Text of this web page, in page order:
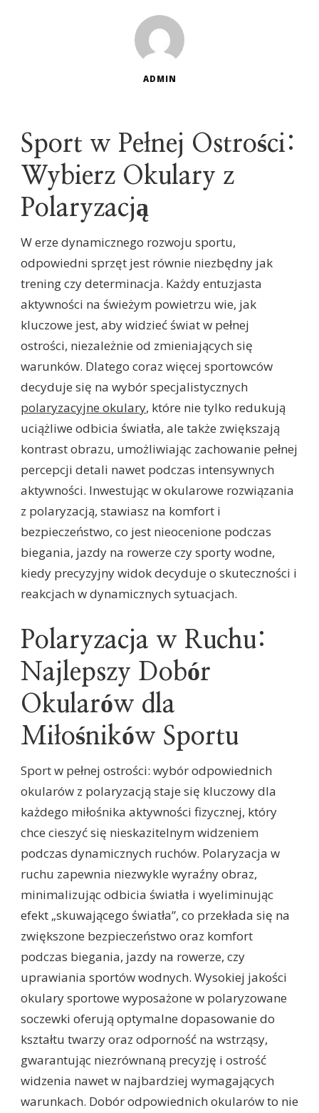
ADMIN
Sport w Pełnej Ostrości:
Wybierz Okulary z
Polaryzacją
W erze dynamicznego rozwoju sportu,
odpowiedni sprzęt jest równie niezbędny jak
trening czy determinacja. Każdy entuzjasta
aktywności na świeżym powietrzu wie, jak
kluczowe jest, aby widzieć świat w pełnej
ostrości, niezależnie od zmieniających się
warunków. Dlatego coraz więcej sportowców
decyduje się na wybór specjalistycznych
polaryzacyjne okulary, które nie tylko redukują
uciążliwe odbicia światła, ale także zwiększają
kontrast obrazu, umożliwiając zachowanie pełnej
percepcji detali nawet podczas intensywnych
aktywności. Inwestując w okularowe rozwiązania
z polaryzacją, stawiasz na komfort i
bezpieczeństwo, co jest nieocenione podczas
biegania, jazdy na rowerze czy sporty wodne,
kiedy precyzyjny widok decyduje o skuteczności i
reakcjach w dynamicznych sytuacjach.
Polaryzacja w Ruchu:
Najlepszy Dobór
Okularów dla
Miłośników Sportu
Sport w pełnej ostrości: wybór odpowiednich
okularów z polaryzacją staje się kluczowy dla
każdego miłośnika aktywności fizycznej, który
chce cieszyć się nieskazitelnym widzeniem
podczas dynamicznych ruchów. Polaryzacja w
ruchu zapewnia niezwykle wyraźny obraz,
minimalizując odbicia światła i wyeliminując
efekt „skuwającego światła”, co przekłada się na
zwiększone bezpieczeństwo oraz komfort
podczas biegania, jazdy na rowerze, czy
uprawiania sportów wodnych. Wysokiej jakości
okulary sportowe wyposażone w polaryzowane
soczewki oferują optymalne dopasowanie do
kształtu twarzy oraz odporność na wstrząsy,
gwarantując niezrównaną precyzję i ostrość
widzenia nawet w najbardziej wymagających
warunkach. Dobór odpowiednich okularów to nie